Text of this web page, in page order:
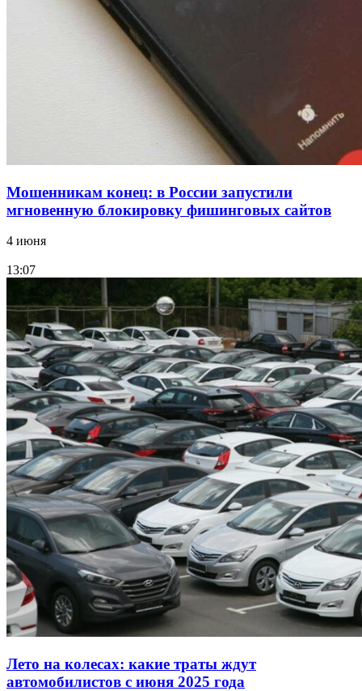
Волгоградские компании нарастили экспорт:
заключены контракты на 3,6 млн долларов
Мошенникам конец: в России запустили
мгновенную блокировку фишинговых сайтов
4 июня
13:07
Лето на колесах: какие траты ждут
автомобилистов с июня 2025 года